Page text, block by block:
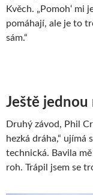
Kvěch. „Pomoh‘
pomáhají, ale je to
sám.“
Ještě jednou
Druhý závod, Phil
hezká dráha,“ ujímá
technická. Bavila
roh. Trápil jsem se